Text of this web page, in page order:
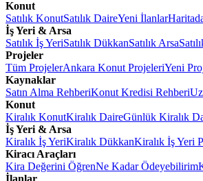
Konut
Satılık KonutSatılık DaireYeni İlanlar
İş Yeri & Arsa
Satılık İş YeriSatılık DükkanSatılık Arsa
Projeler
Tüm ProjelerAnkara Konut ProjeleriYeni
Kaynaklar
Satın Alma RehberiKonut Kredisi Rehberi
Konut
Kiralık KonutKiralık DaireGünlük Kiralık
İş Yeri & Arsa
Kiralık İş YeriKiralık DükkanKiralık İş Yeri
Kiracı Araçları
Kira Değerini ÖğrenNe Kadar Ödeyebilirim
İlanlar